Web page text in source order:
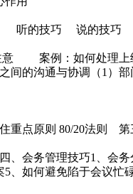
巧 听的技巧 说的
意 案例：如何处理上
的沟通与协调（1）
点原则 80/20法则 第
务管理技巧1、会务
如何避免陷于会议忙